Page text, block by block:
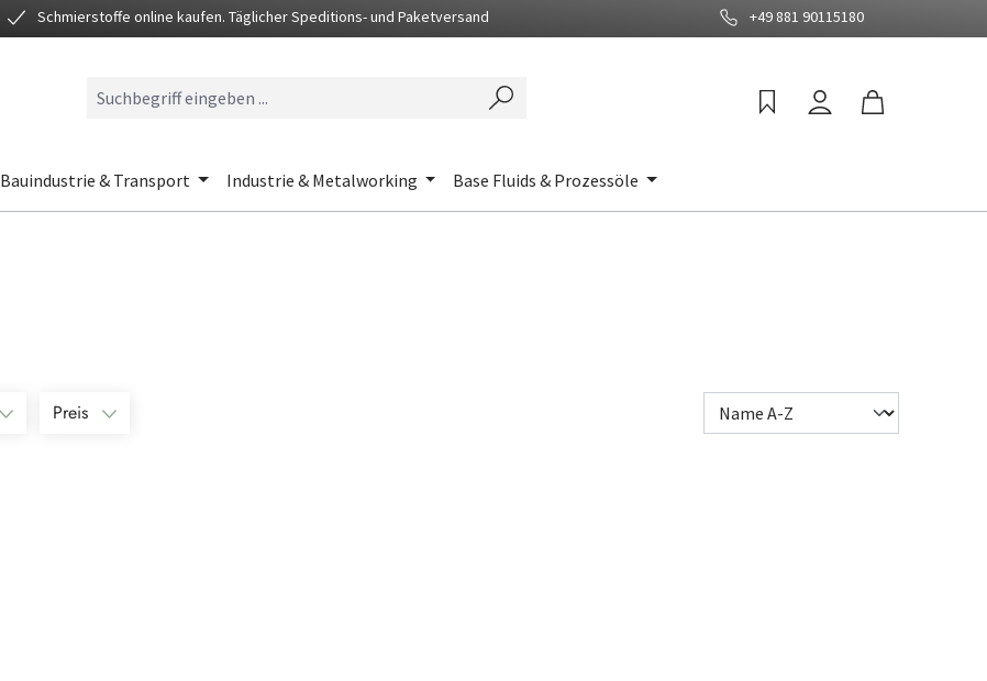
Schmierstoffe online kaufen. Täglicher Speditions- und Paketversand +49 881 90115180
Bauindustrie & Transport Industrie & Metalworking Base Fluids & Prozessöle
Preis